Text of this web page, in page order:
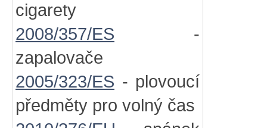
cigarety
2008/357/ES -
zapalovače
2005/323/ES - plovoucí
předměty pro volný čas